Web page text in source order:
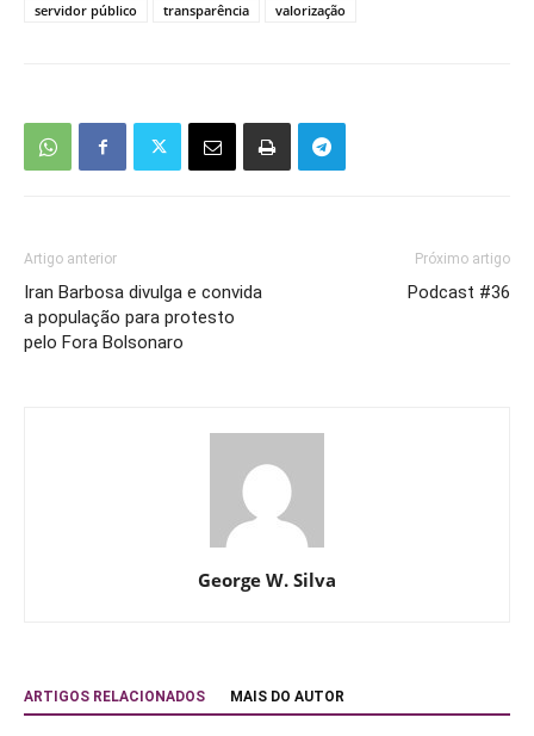
servidor público
transparência valorização
Artigo anterior
Iran Barbosa divulga e convida
a população para protesto
pelo Fora Bolsonaro
Próximo artigo
Podcast #36
George W. Silva
ARTIGOS RELACIONADOS MAIS DO AUTOR